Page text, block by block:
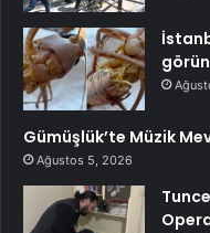
Gümüşlük’te Müzik
Ağustos 5, 2026